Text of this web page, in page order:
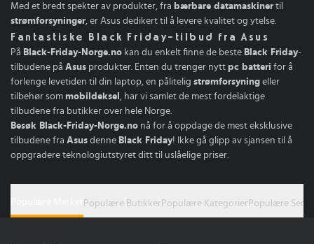
Med et bredt spekter av produkter, fra bærbare datamaskiner til
strømforsyninger , er Asus dedikert til å levere kvalitet og ytelse.
Fantastiske Black Friday-tilbud fra Asus
På Black-Friday-Norge.no kan du enkelt finne de beste Black Friday-
tilbudene på Asus produkter. Enten du trenger nytt pc batteri for å
forlenge levetiden til din laptop, en pålitelig strømforsyning eller
tilbehør som mobildeksel
, har vi samlet de mest fordelaktige
tilbudene fra butikker over hele Norge.
Besøk Black-Friday-Norge.no nå for å oppdage de mest eksklusive
tilbudene fra Asus denne Black Friday! Ikke gå glipp av sjansen til å
oppgradere teknologiutstyret ditt til uslåelige priser.
Populære Butikker Populære Kategorier Populære Serie